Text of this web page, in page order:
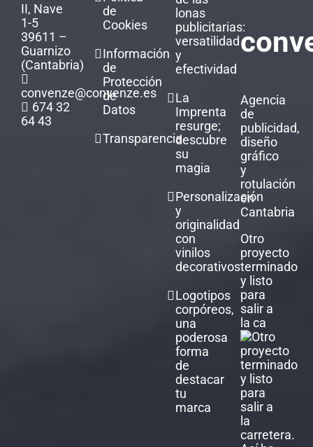
II, Nave
1-5
39611 –
Guarnizo
(Cantabria)
convenze@convenze.es
674 32
64 43
de
Cookies
Información
de
Protección
de
Datos
Transparencia
lonas
publicitarias:
versatilidad
y
efectividad
La
Imprenta
resurge;
descubre
su
magia
Personalización
y
originalidad
con
vinilos
decorativos
Logotipos
corpóreos,
una
poderosa
forma
de
destacar
tu
marca
Agencia
de
publicidad,
diseño
gráfico
y
rotulación
en
Cantabria
Otro
proyecto
terminado
y listo
para
salir a
la ca